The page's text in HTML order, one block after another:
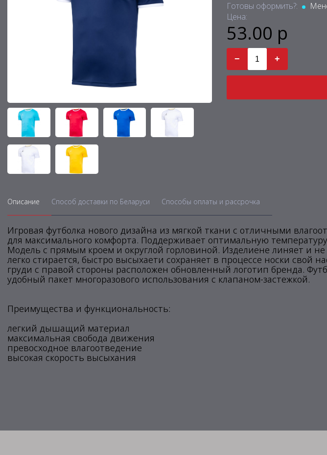
Готовы оформить?:
Цена:
53.00 р
− +
Описание Способ доставки по Беларуси Способы оплаты и рассрочка
Игровая футболка нового дизайна из мягкой ткани с отличными
для максимального комфорта. Поддерживает оптимальную
Модель с прямым кроем и округлой горловиной. Изделиене линяет и
легко стирается, быстро высыхаети сохраняет в процессе носки свой
груди с правой стороны расположен обновленный логотип бренда.
удобный пакет многоразового использования с клапаном-застежкой.
Преимущества и функциональность:
легкий дышащий материал
максимальная свобода движения
превосходное влагоотведение
высокая скорость высыхания